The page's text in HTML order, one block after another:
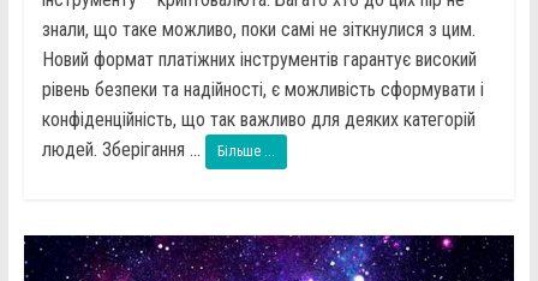
знали, що таке можливо, поки самі не зіткнулися з цим.
Новий формат платіжних інструментів гарантує високий
рівень безпеки та надійності, є можливість сформувати і
конфіденційність, що так важливо для деяких категорій
людей. Зберігання ...
Більше ...